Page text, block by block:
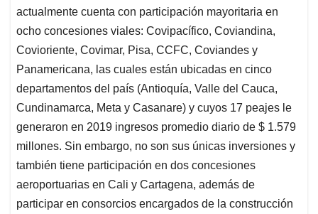
actualmente cuenta con participación mayoritaria en
ocho concesiones viales: Covipacífico, Coviandina,
Covioriente, Covimar, Pisa, CCFC, Coviandes y
Panamericana, las cuales están ubicadas en cinco
departamentos del país (Antioquía, Valle del Cauca,
Cundinamarca, Meta y Casanare) y cuyos 17 peajes le
generaron en 2019 ingresos promedio diario de $ 1.579
millones. Sin embargo, no son sus únicas inversiones y
también tiene participación en dos concesiones
aeroportuarias en Cali y Cartagena, además de
participar en consorcios encargados de la construcción